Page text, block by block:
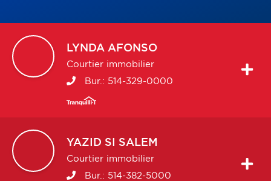
LYNDA AFONSO
Courtier immobilier
Bur.: 514-329-0000
YAZID SI SALEM
Courtier immobilier
Bur.: 514-382-5000